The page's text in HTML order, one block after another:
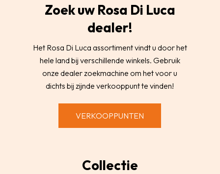
Zoek uw Rosa Di Luca
dealer!
Het Rosa Di Luca assortiment vindt u door het
hele land bij verschillende winkels. Gebruik
onze dealer zoekmachine om het voor u
dichts bij zijnde verkooppunt te vinden!
VERKOOPPUNTEN
Collectie